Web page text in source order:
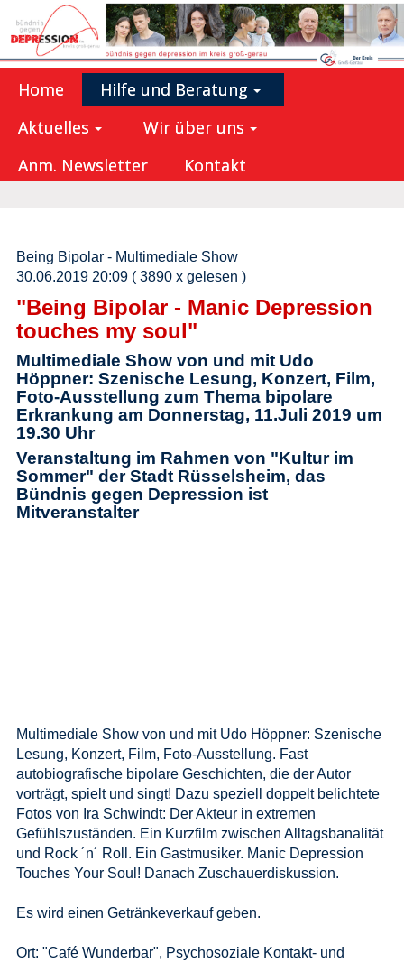
Home
Hilfe und Beratung
Aktuelles
Wir über uns
Anm. Newsletter
Kontakt
Being Bipolar - Multimediale Show
30.06.2019 20:09 ( 3890 x gelesen )
"Being Bipolar - Manic Depression
touches my soul"
Multimediale Show von und mit Udo
Höppner: Szenische Lesung, Konzert, Film,
Foto-Ausstellung zum Thema bipolare
Erkrankung am Donnerstag, 11.Juli 2019 um
19.30 Uhr
Veranstaltung im Rahmen von "Kultur im
Sommer" der Stadt Rüsselsheim, das
Bündnis gegen Depression ist
Mitveranstalter
Multimediale Show von und mit Udo Höppner: Szenische
Lesung, Konzert, Film, Foto-Ausstellung. Fast
autobiografische bipolare Geschichten, die der Autor
vorträgt, spielt und singt! Dazu speziell doppelt belichtete
Fotos von Ira Schwindt: Der Akteur in extremen
Gefühlszuständen. Ein Kurzfilm zwischen Alltagsbanalität
und Rock ´n´ Roll. Ein Gastmusiker. Manic Depression
Touches Your Soul! Danach Zuschauerdiskussion.
Es wird einen Getränkeverkauf geben.
Ort: "Café Wunderbar", Psychosoziale Kontakt- und